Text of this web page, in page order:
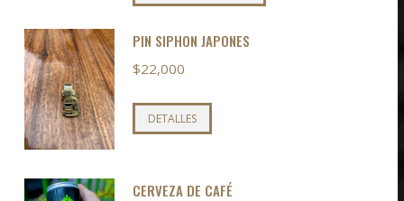
PIN SIPHON JAPONES
$22,000
DETALLES
CERVEZA DE CAFÉ